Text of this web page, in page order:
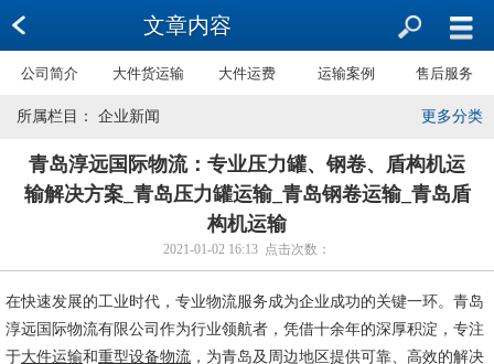
文章内容
公司简介 大件货运输 大件运费 运输案例 售后服务
更多分类
所属栏目： 企业新闻
青岛淳远国际物流：专业压力罐、钢卷、盾构机运
输解决方案_青岛压力罐运输_青岛钢卷运输_青岛盾
构机运输
2021-01-02 16:13 点击次数：
在快速发展的工业时代，专业物流服务成为企业成功的关键一环。青岛
淳远国际物流有限公司作为行业领航者，凭借十余年的深厚积淀，专注
于大件运输和重型设备物流 ，为青岛及周边地区提供可靠、高效的解决